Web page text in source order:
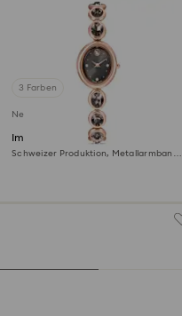
3 Farben
Neu
Imber oval Uhr
Schweizer Produktion, Metallarmband,